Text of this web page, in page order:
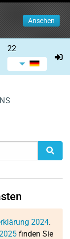
Ansehen
22
2024.
finden Sie